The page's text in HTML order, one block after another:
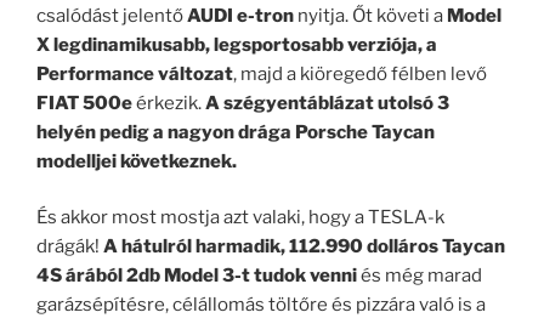
csalódást jelentőAUDI e-tron nyitja. Őt követi a Model
X legdinamikusabb, legsportosabb verziója, a
Performance változat, majd a kiöregedő félben levő
FIAT 500eérkezik.A szégyentáblázat utolsó 3
helyén pedig a nagyon drága Porsche Taycan
modelljei következnek.
És akkor most mostja azt valaki, hogy a TESLA-k
drágák! A hátulról harmadik, 112.990 dolláros Taycan
4S árából 2db Model 3-t tudok venniés még marad
garázsépítésre, célállomás töltőre és pizzára való is a